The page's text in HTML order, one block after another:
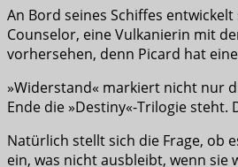
An Bord seines Schiffes
Counselor, eine Vulkanierin mit
vorhersehen, denn Picard hat
»Widerstand« markiert nicht nur
Ende die »Destiny«-Trilogie
Natürlich stellt sich die Frage, ob
ein, was nicht ausbleibt, wenn sie